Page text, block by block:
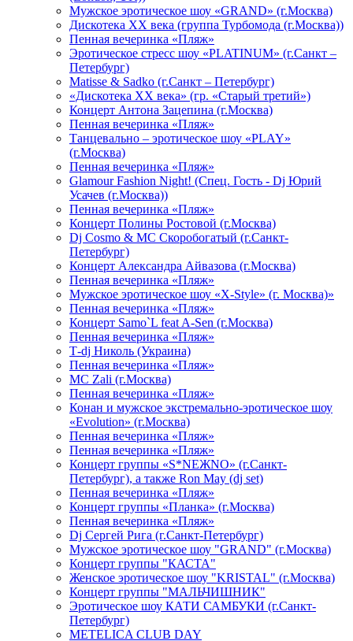
Мужское эротическое шоу «GRAND» (г.Москва)
Дискотека XX века (группа Турбомода (г.Москва))
Пенная вечеринка «Пляж»
Эротическое стресс шоу «PLATINUM» (г.Санкт –
Петербург)
Matisse & Sadko (г.Санкт – Петербург)
«Дискотека ХХ века» (гр. «Старый третий»)
Концерт Антона Зацепина (г.Москва)
Пенная вечеринка «Пляж»
Танцевально – эротическое шоу «PLAY»
(г.Москва)
Пенная вечеринка «Пляж»
Glamour Fashion Night! (Спец. Гость - Dj Юрий
Усачев (г.Москва))
Пенная вечеринка «Пляж»
Концерт Полины Ростовой (г.Москва)
Dj Cosmo & МС Скоробогатый (г.Санкт-
Петербург)
Концерт Александра Айвазова (г.Москва)
Пенная вечеринка «Пляж»
Мужское эротическое шоу «X-Style» (г. Москва)»
Пенная вечеринка «Пляж»
Концерт Samo`L feat A-Sen (г.Москва)
Пенная вечеринка «Пляж»
Т-dj Николь (Украина)
Пенная вечеринка «Пляж»
МС Zali (г.Москва)
Пенная вечеринка «Пляж»
Конан и мужское экстремально-эротическое шоу
«Evolution» (г.Москва)
Пенная вечеринка «Пляж»
Пенная вечеринка «Пляж»
Концерт группы «S*NEЖNO» (г.Санкт-
Петербург), а также Ron May (dj set)
Пенная вечеринка «Пляж»
Концерт группы «Планка» (г.Москва)
Пенная вечеринка «Пляж»
Dj Сергей Рига (г.Санкт-Петербург)
Мужское эротическое шоу "GRAND" (г.Москва)
Концерт группы "КАСТА"
Женское эротическое шоу "KRISTAL" (г.Москва)
Концерт группы "МАЛЬЧИШНИК"
Эротическое шоу КАТИ САМБУКИ (г.Санкт-
Петербург)
METELICA CLUB DAY